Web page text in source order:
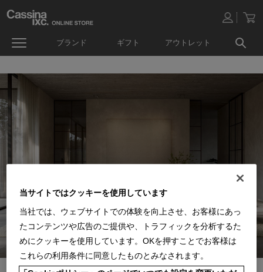
ブランド ギフト アウトレット
当サイトではクッキーを使用しています
当社では、ウェブサイトでの体験を向上させ、お客様にあっ
たコンテンツや広告のご提供や、トラフィックを分析するた
めにクッキーを使用しています。OKを押すことでお客様は
これらの利用条件に同意したものとみなされます。